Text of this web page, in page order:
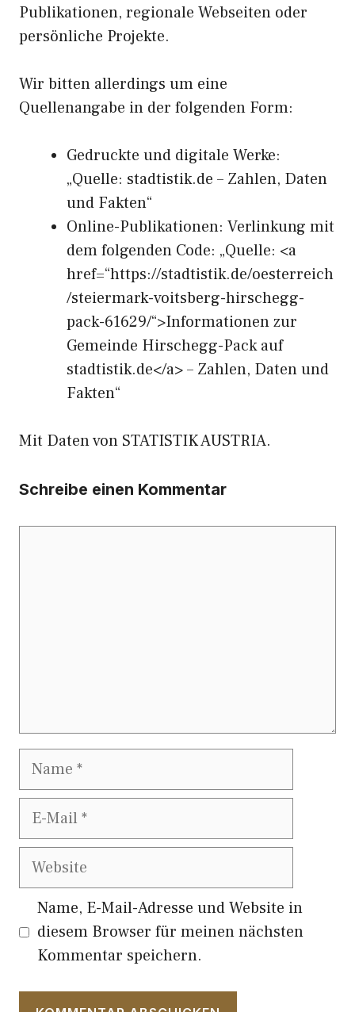
Publikationen, regionale Webseiten oder
persönliche Projekte.
Wir bitten allerdings um eine
Quellenangabe in der folgenden Form:
Gedruckte und digitale Werke:
„Quelle: stadtistik.de – Zahlen, Daten
und Fakten“
Online-Publikationen: Verlinkung mit
dem folgenden Code: „Quelle: <a
href=“https://stadtistik.de/oesterreich
/steiermark-voitsberg-hirschegg-
pack-61629/“>Informationen zur
Gemeinde Hirschegg-Pack auf
stadtistik.de</a> – Zahlen, Daten und
Fakten“
Mit Daten von STATISTIK AUSTRIA.
Schreibe einen Kommentar
Name
E-
Website
Name, E-Mail-Adresse und Website in
diesem Browser für meinen nächsten
Kommentar speichern.